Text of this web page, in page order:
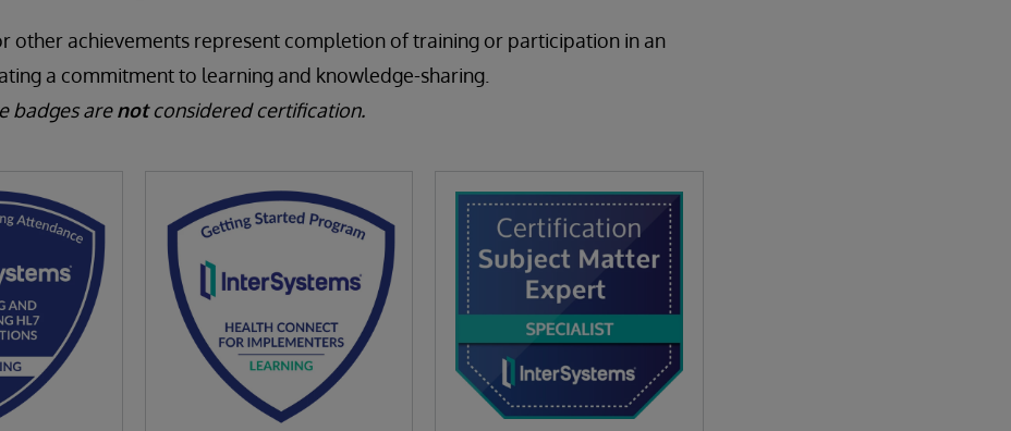
other achievements represent completion of training or participation in an
a commitment to learning and knowledge-sharing.
badges arenotconsidered certification.